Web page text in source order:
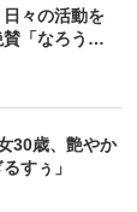
々の活動を
「なろう系
30歳、艶やか
すぅ」